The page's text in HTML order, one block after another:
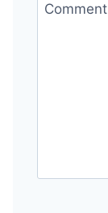
Comment